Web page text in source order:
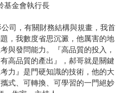
基金會執行長
公司，有關財務結構與規畫，我首
，我數度省思沉澱，他厲害的地
與發問能力。『高品質的投入，
高品質的產出』，郝哥就是關鍵
力』是門硬知識的技術，他的大
式、可轉換、可學習的一門絕妙